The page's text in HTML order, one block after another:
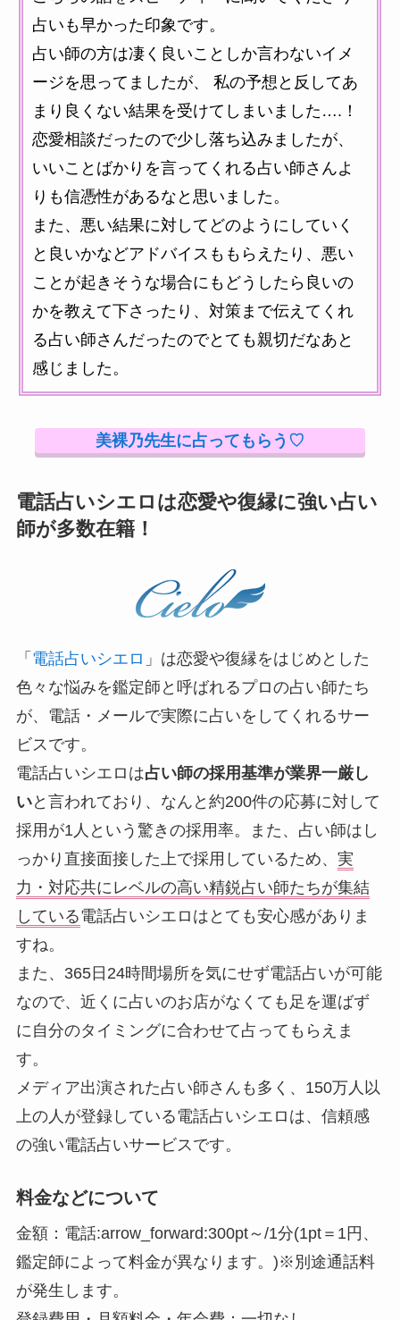
占いも早かった印象です。
占い師の方は凄く良いことしか言わないイメ
ージを思ってましたが、 私の予想と反してあ
まり良くない結果を受けてしまいました….！
恋愛相談だったので少し落ち込みましたが、
いいことばかりを言ってくれる占い師さんよ
りも信憑性があるなと思いました。
また、悪い結果に対してどのようにしていく
と良いかなどアドバイスももらえたり、悪い
ことが起きそうな場合にもどうしたら良いの
かを教えて下さったり、対策まで伝えてくれ
る占い師さんだったのでとても親切だなあと
感じました。
美裸乃先生に占ってもらう♡
電話占いシエロは恋愛や復縁に強い占い
師が多数在籍！
「 電話占いシエロ 」は恋愛や復縁をはじめとした
色々な悩みを鑑定師と呼ばれるプロの占い師たち
が、電話・メールで実際に占いをしてくれるサー
ビスです。
電話占いシエロは占い師の採用基準が業界一厳し
いと言われており、なんと約200件の応募に対して
採用が1人という驚きの採用率。また、占い師はし
っかり直接面接した上で採用しているため、 実
力・対応共にレベルの高い精鋭占い師たちが集結
している電話占いシエロはとても安心感がありま
すね。
また、365日24時間場所を気にせず電話占いが可能
なので、近くに占いのお店がなくても足を運ばず
に自分のタイミングに合わせて占ってもらえま
す。
メディア出演された占い師さんも多く、150万人以
上の人が登録している電話占いシエロは、信頼感
の強い電話占いサービスです。
料金などについて
金額：電話:arrow_forward:300pt～/1分(1pt＝1円、
鑑定師によって料金が異なります。)※別途通話料
が発生します。